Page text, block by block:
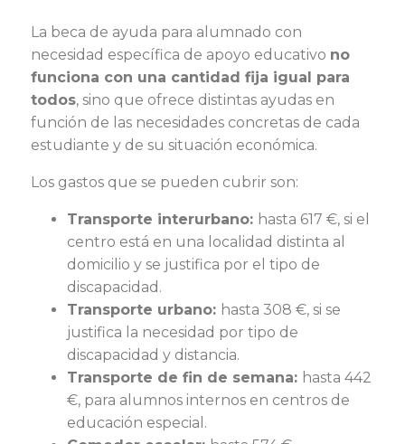
La beca de ayuda para alumnado con
necesidad específica de apoyo educativo no
funciona con una cantidad fija igual para
todos, sino que ofrece distintas ayudas en
función de las necesidades concretas de cada
estudiante y de su situación económica.
Los gastos que se pueden cubrir son:
Transporte interurbano: hasta 617 €, si el
centro está en una localidad distinta al
domicilio y se justifica por el tipo de
discapacidad.
Transporte urbano: hasta 308 €, si se
justifica la necesidad por tipo de
discapacidad y distancia.
Transporte de fin de semana: hasta 442
€, para alumnos internos en centros de
educación especial.